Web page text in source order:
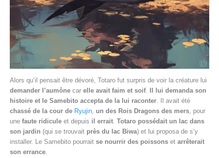
Alors qu’il pensait être dévoré, Totaro fut surpris de voir la créature lui
demander l’aumône car elle avait faim et soif.
Il lui demanda son
histoire et le Samebito accepta de la lui raconter . Il avait été
chassé de la cour de Ryujin un des Rois Dragons des mers , pour
une faute ridicule et depuis il errait Totaro possédait un lac dans
son jardin (qui se trouvait près du lac Biwa) et lui proposa de s’y
installer. Le Samebito pourrait se nourrir des poissons et arrêterait
son errance